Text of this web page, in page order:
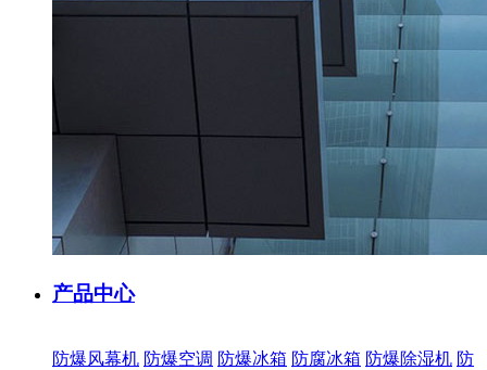
产品中心
防爆风幕机 防爆空调 防爆冰箱 防腐冰箱 防爆除湿机 防